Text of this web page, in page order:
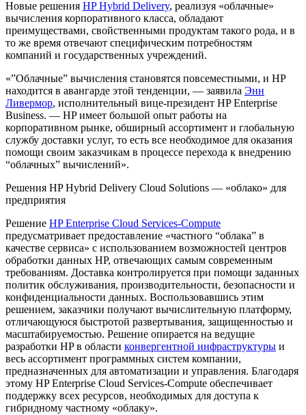
Новые решения HP Hybrid Delivery, реализуя «облачные»
вычисления корпоративного класса, обладают
преимуществами, свойственными продуктам такого рода, и в
то же время отвечают специфическим потребностям
компаний и государственных учреждений.
«”Облачные” вычисления становятся повсеместными, и HP
находится в авангарде этой тенденции, — заявила Энн
Ливермор, исполнительный вице-президент HP Enterprise
Business. — HP имеет большой опыт работы на
корпоративном рынке, обширный ассортимент и глобальную
службу доставки услуг, то есть все необходимое для оказания
помощи своим заказчикам в процессе перехода к внедрению
“облачных” вычислений».
Решения HP Hybrid Delivery Cloud Solutions — «облако» для
предприятия
Решение HP Enterprise Cloud Services-Compute
предусматривает предоставление «частного “облака” в
качестве сервиса» с использованием возможностей центров
обработки данных HP, отвечающих самым современным
требованиям. Доставка контролируется при помощи заданных
политик обслуживания, производительности, безопасности и
конфиденциальности данных. Воспользовавшись этим
решением, заказчики получают вычислительную платформу,
отличающуюся быстротой развертывания, защищенностью и
масштабируемостью. Решение опирается на ведущие
разработки HP в области конвергентной инфраструктуры и
весь ассортимент программных систем компании,
предназначенных для автоматизации и управления. Благодаря
этому HP Enterprise Cloud Services-Compute обеспечивает
поддержку всех ресурсов, необходимых для доступа к
гибридному частному «облаку».